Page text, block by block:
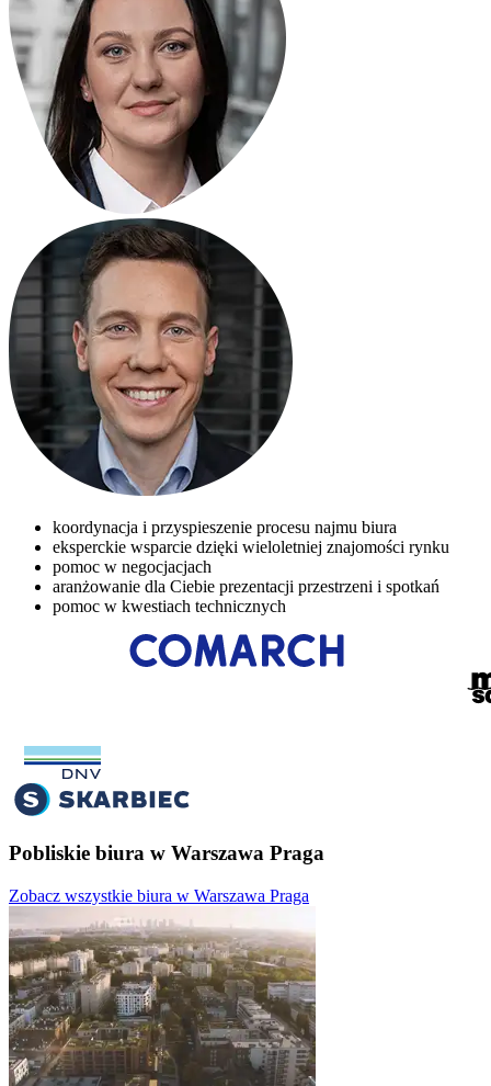
koordynacja i przyspieszenie procesu najmu biura
eksperckie wsparcie dzięki wieloletniej znajomości rynku
pomoc w negocjacjach
aranżowanie dla Ciebie prezentacji przestrzeni i spotkań
pomoc w kwestiach technicznych
Pobliskie biura w Warszawa Praga
Zobacz wszystkie biura w Warszawa Praga